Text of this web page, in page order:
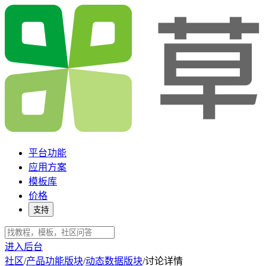
平台功能
应用方案
模板库
价格
支持
进入后台
社区/产品功能版块/动态数据版块/讨论详情